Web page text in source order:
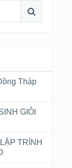
Tháp
GIỎI
TRÌNH